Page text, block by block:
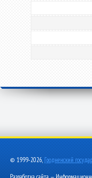
© 1999-2026, Гродненский